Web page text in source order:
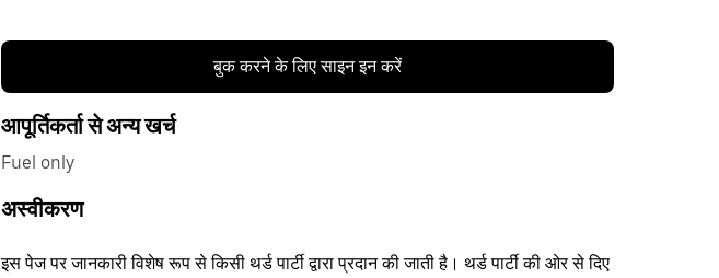
बुक करने के लिए साइन इन करें
आपूर्तिकर्ता से अन्य खर्च
Fuel only
अस्वीकरण
इस पेज पर जानकारी विशेष रूप से किसी थर्ड पार्टी द्वारा प्रदान की जाती है। थर्ड पार्टी की ओर से दिए